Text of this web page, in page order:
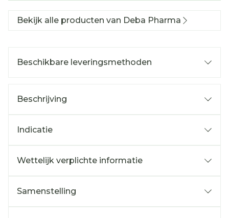
Bekijk alle producten van Deba Pharma
Beschikbare leveringsmethoden
Beschrijving
Indicatie
Wettelijk verplichte informatie
Samenstelling